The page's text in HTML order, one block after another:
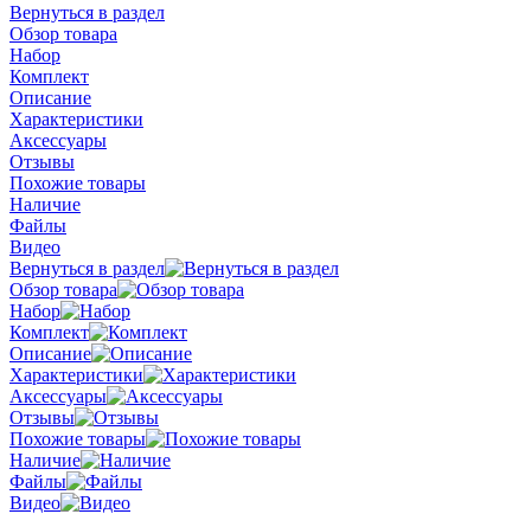
Вернуться в раздел
Обзор товара
Набор
Комплект
Описание
Характеристики
Аксессуары
Отзывы
Похожие товары
Наличие
Файлы
Видео
Вернуться в раздел
Обзор товара
Набор
Комплект
Описание
Характеристики
Аксессуары
Отзывы
Похожие товары
Наличие
Файлы
Видео